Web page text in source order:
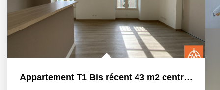
Appartement T1 Bis récent 43 m2 centre-ville